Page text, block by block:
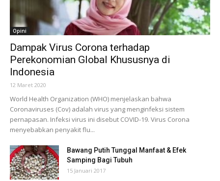
Opini
Dampak Virus Corona terhadap
Perekonomian Global Khususnya di
Indonesia
12 Maret 2020
World Health Organization (WHO) menjelaskan bahwa
Coronaviruses (Cov) adalah virus yang menginfeksi sistem
pernapasan. Infeksi virus ini disebut COVID-19. Virus Corona
menyebabkan penyakit flu...
Bawang Putih Tunggal Manfaat & Efek
Samping Bagi Tubuh
15 Januari 2017